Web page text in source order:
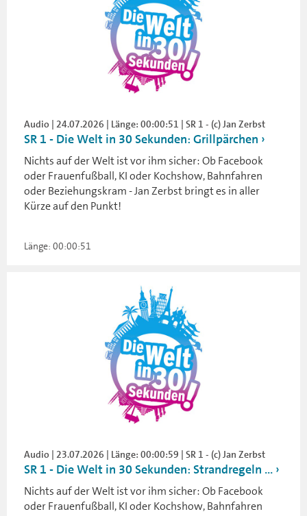
Audio | 24.07.2026 | Länge: 00:00:51 | SR 1 - (c) Jan Zerbst
SR 1 - Die Welt in 30 Sekunden: Grillpärchen
Nichts auf der Welt ist vor ihm sicher: Ob Facebook
oder Frauenfußball, KI oder Kochshow, Bahnfahren
oder Beziehungskram - Jan Zerbst bringt es in aller
Kürze auf den Punkt!
Länge: 00:00:51
Audio | 23.07.2026 | Länge: 00:00:59 | SR 1 - (c) Jan Zerbst
SR 1 - Die Welt in 30 Sekunden: Strandregeln ...
Nichts auf der Welt ist vor ihm sicher: Ob Facebook
oder Frauenfußball, KI oder Kochshow, Bahnfahren